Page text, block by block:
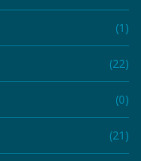
(1)
(22)
(0)
(21)